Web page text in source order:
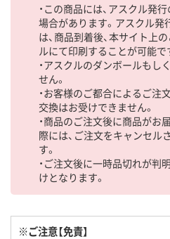
・この商品には、アスクル発
場合があります。アスクル
は、商品到着後、本サイト上
ルにて印刷することが可能で
・アスクルのダンボールもし
せん。
・お客様のご都合によるご注
交換はお受けできません。
・商品のご注文後に商品がお
際には、ご注文をキャンセル
す。
・ご注文後に一時品切れが判
けとなります。
※ご注意【免責】